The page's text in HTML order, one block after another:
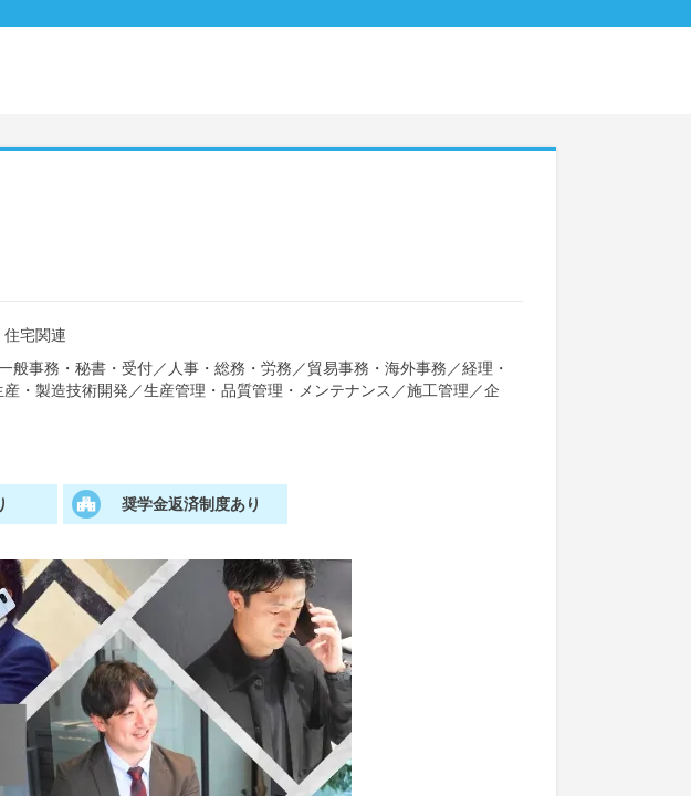
住宅関連
般事務・秘書・受付／ 人事・総務・労務 ／貿易事務・海外事務 ／経理・
産・製造技術開発 ／生産管理・品質管理・メンテナンス ／施工管理 ／企
奨学金返済制度あり